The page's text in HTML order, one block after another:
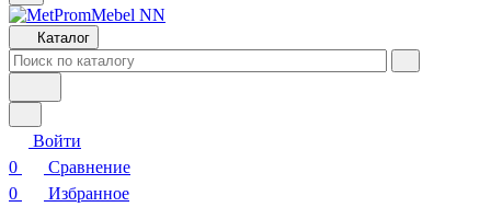
Каталог
Войти
0
Сравнение
0
Избранное